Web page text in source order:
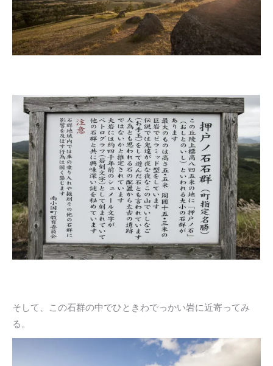
そして、この石群の中でひときわでっかい岩に近寄ってみ
る。